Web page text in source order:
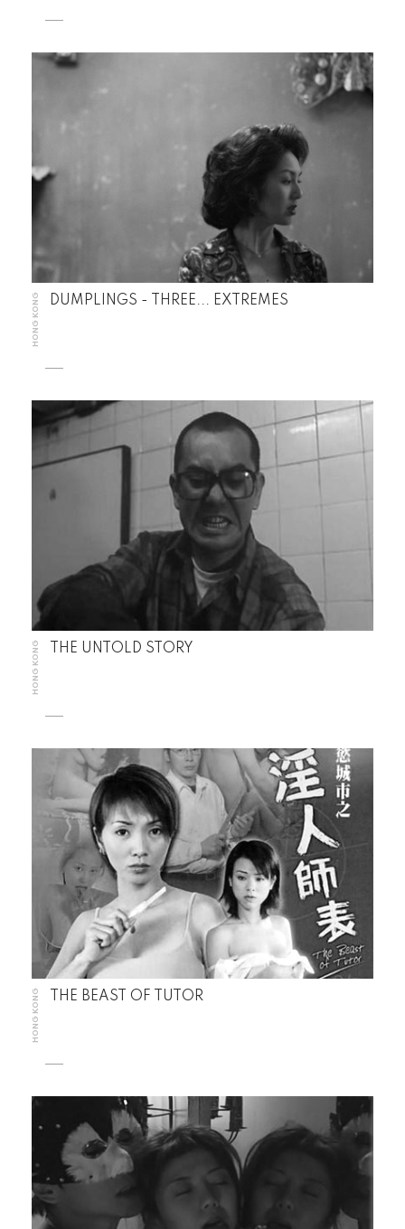
HONG KONG DUMPLINGS - THREE... EXTREMES
HONG KONG THE UNTOLD STORY
HONG KONG THE BEAST OF TUTOR